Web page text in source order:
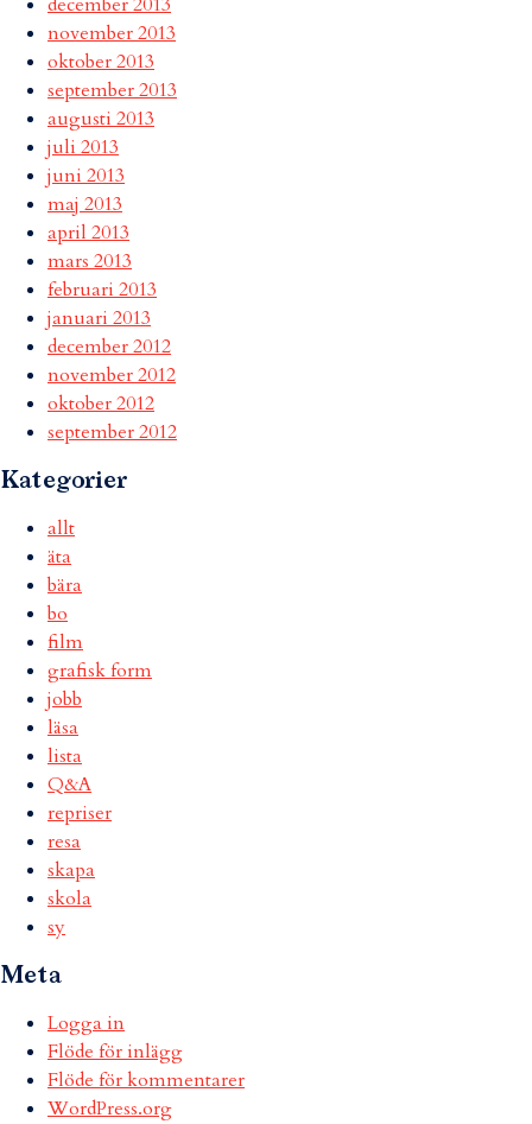
november 2013
oktober 2013
september 2013
augusti 2013
juli 2013
juni 2013
maj 2013
april 2013
mars 2013
februari 2013
januari 2013
december 2012
november 2012
oktober 2012
september 2012
Kategorier
allt
äta
bära
bo
film
grafisk form
jobb
läsa
lista
Q&A
repriser
resa
skapa
skola
sy
Meta
Logga in
Flöde för inlägg
Flöde för kommentarer
WordPress.org